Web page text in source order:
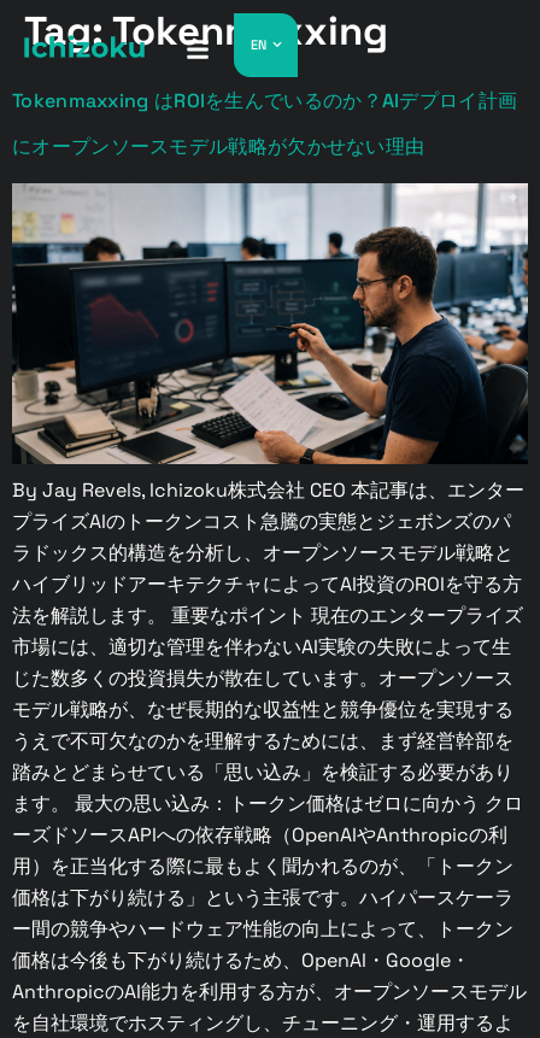
EN
Tag:Tokenmaxxing
Tokenmaxxing はROIを生んでいるのか？AIデプロイ計画
にオープンソースモデル戦略が欠かせない理由
By Jay Revels, Ichizoku株式会社 CEO 本記事は、エンター
プライズAIのトークンコスト急騰の実態とジェボンズのパ
ラドックス的構造を分析し、オープンソースモデル戦略と
ハイブリッドアーキテクチャによってAI投資のROIを守る方
法を解説します。 重要なポイント 現在のエンタープライズ
市場には、適切な管理を伴わないAI実験の失敗によって生
じた数多くの投資損失が散在しています。オープンソース
モデル戦略が、なぜ長期的な収益性と競争優位を実現する
うえで不可欠なのかを理解するためには、まず経営幹部を
踏みとどまらせている「思い込み」を検証する必要があり
ます。 最大の思い込み：トークン価格はゼロに向かう クロ
ーズドソースAPIへの依存戦略（OpenAIやAnthropicの利
用）を正当化する際に最もよく聞かれるのが、「トークン
価格は下がり続ける」という主張です。ハイパースケーラ
ー間の競争やハードウェア性能の向上によって、トークン
価格は今後も下がり続けるため、OpenAI・Google・
AnthropicのAI能力を利用する方が、オープンソースモデル
を自社環境でホスティングし、チューニング・運用するよ